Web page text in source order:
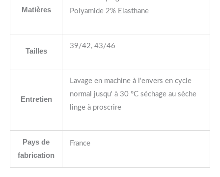
Matières
Polyamide 2% Elasthane
Tailles
39/42, 43/46
Entretien
Lavage en machine à l'envers en cycle
normal jusqu' à 30 °C séchage au sèche
linge à proscrire
Pays de
fabrication
France